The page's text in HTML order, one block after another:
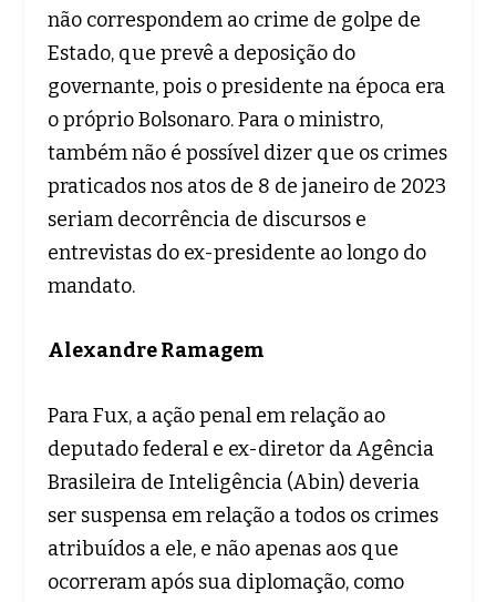
não correspondem ao crime de golpe de
Estado, que prevê a deposição do
governante, pois o presidente na época era
o próprio Bolsonaro. Para o ministro,
também não é possível dizer que os crimes
praticados nos atos de 8 de janeiro de 2023
seriam decorrência de discursos e
entrevistas do ex-presidente ao longo do
mandato.
Alexandre Ramagem
Para Fux, a ação penal em relação ao
deputado federal e ex-diretor da Agência
Brasileira de Inteligência (Abin) deveria
ser suspensa em relação a todos os crimes
atribuídos a ele, e não apenas aos que
ocorreram após sua diplomação, como